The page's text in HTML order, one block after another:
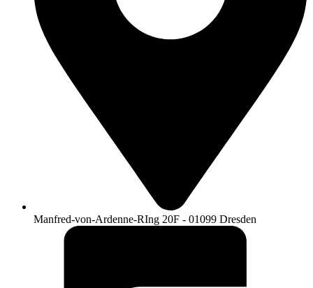
Manfred-von-Ardenne-RIng 20F - 01099 Dresden